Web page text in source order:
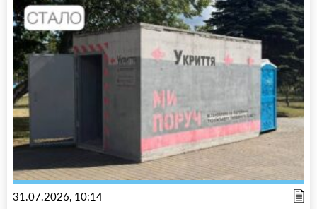
31.07.2026, 10:14